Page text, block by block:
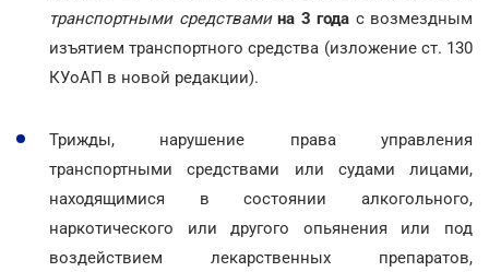
транспортными средствами на 3 года с возмездным
изъятием транспортного средства (изложение ст. 130
КУоАП в новой редакции).
Трижды, нарушение права управления
транспортными средствами или судами лицами,
находящимися в состоянии алкогольного,
наркотического или другого опьянения или под
воздействием лекарственных препаратов,